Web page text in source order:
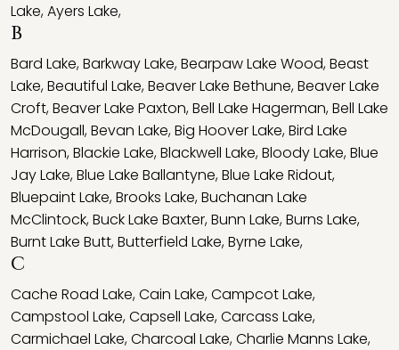
Lake,Ayers Lake,
B
Bard Lake,Barkway Lake,Bearpaw Lake Wood,Beast
Lake,Beautiful Lake,Beaver Lake Bethune,Beaver Lake
Croft,Beaver Lake Paxton,Bell Lake Hagerman,Bell Lake
McDougall,Bevan Lake,Big Hoover Lake,Bird Lake
Harrison,Blackie Lake,Blackwell Lake,Bloody Lake,Blue
Jay Lake,Blue Lake Ballantyne,Blue Lake Ridout,
Bluepaint Lake,Brooks Lake,Buchanan Lake
McClintock,Buck Lake Baxter,Bunn Lake,Burns Lake,
Burnt Lake Butt,Butterfield Lake,Byrne Lake,
C
Cache Road Lake,Cain Lake,Campcot Lake,
Campstool Lake,Capsell Lake,Carcass Lake,
Carmichael Lake,Charcoal Lake,Charlie Manns Lake,